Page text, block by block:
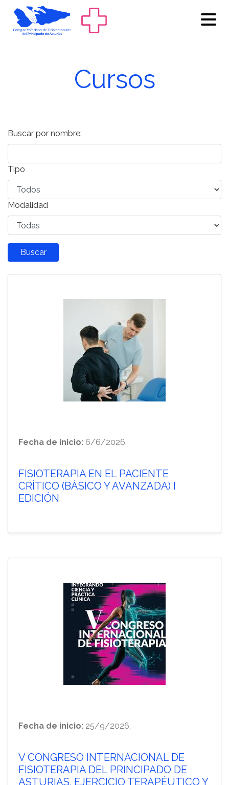
Cursos
Buscar por nombre:
Tipo
Modalidad
Fecha de inicio: 6/6/2026,
FISIOTERAPIA EN EL PACIENTE
CRÍTICO (BÁSICO Y AVANZADA) I
EDICIÓN
Fecha de inicio: 25/9/2026,
V CONGRESO INTERNACIONAL DE
FISIOTERAPIA DEL PRINCIPADO DE
ASTURIAS. EJERCICIO TERAPÉUTICO Y